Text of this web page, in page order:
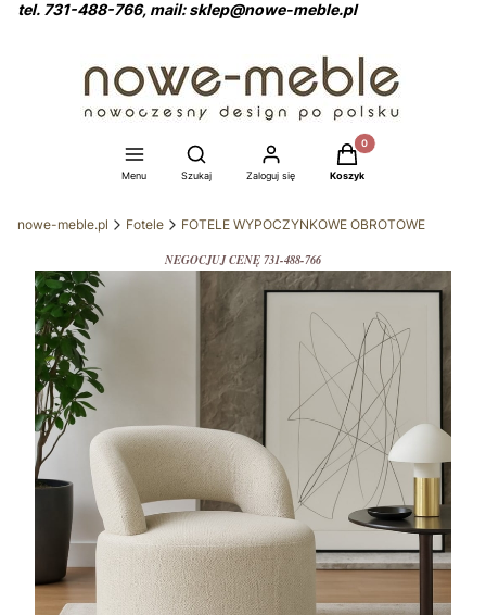
tel. 731-488-766, mail: sklep@nowe-meble.pl
Menu
Otwórz wyszukiwarkę
Szukaj Zaloguj się
Produkty w koszyku:
Koszyk
nowe-meble.pl Fotele FOTELE WYPOCZYNKOWE OBROTOWE
NEGOCJUJ CENĘ 731-488-766